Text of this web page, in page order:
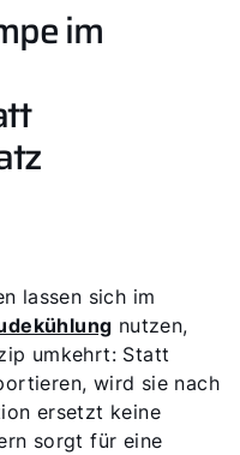
im
lassen sich im
nutzen,
umkehrt: Statt
wird sie nach
ersetzt keine
sorgt für eine